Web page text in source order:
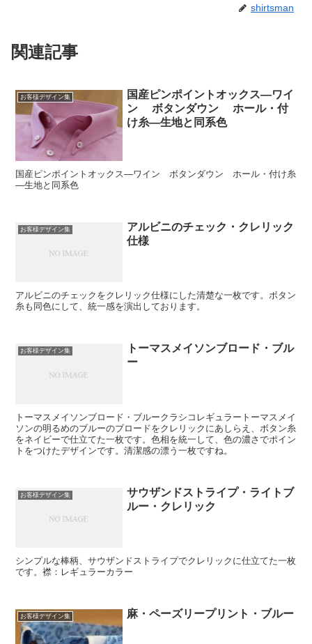
shirtsman
関連記事
お客様デザイン集
国産ピンポイントオックス―ワイ
ン ボタンダウン ホール・付
け糸―生地と同系色
国産ピンポイントオックス―ワイン ボタンダウン ホール・付け糸
―生地と同系色
お客様デザイン集
アルビニのチェック・クレリック
仕様
アルビニのチェックをクレリック仕様にした清楚な一枚です。ボタン
糸も同色にして、統一感を演出しております。
お客様デザイン集
トーマスメイソンブロード・ブル
ー
トーマスメイソンブロード・ブルークラシコレギュラートーマスメイ
ソンの明るめのブルーのブロードをクレリックにあしらえ、ボタン糸
をネイビーで仕立てた一枚です。色相を統一して、色の濃さでポイン
トをつけたデザインです。清潔感の漂う一枚ですね。
お客様デザイン集
サウザンドストライプ・ライトブ
ルー・クレリック
シンプルな棒柄、サウザンドストライプでクレリックに仕立てた一枚
です。襟：レギュラーカラー
お客様デザイン集 麻・ペーズリープリント・ブルー